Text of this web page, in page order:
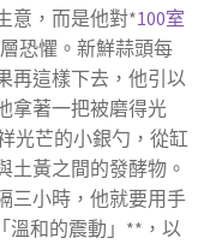
意，而是他對*100室
恐懼。新鮮蒜頭每
再這樣下去，他引以
拿著一把被磨得光
光芒的小銀勺，從缸
土黃之間的發酵物。
三小時，他就要用手
溫和的震動」**，以